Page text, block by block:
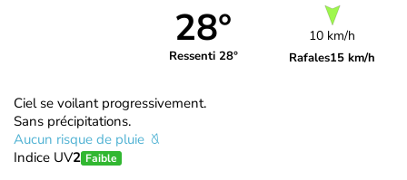
28°
Ressenti 28°
10 km/h
Rafales15 km/h
Ciel se voilant progressivement.
Sans précipitations.
Aucun risque de pluie
Indice UV2 Faible